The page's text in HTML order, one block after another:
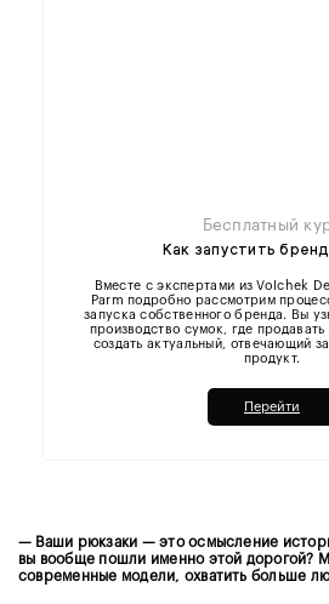
Бесплатный
Как запустить
Вместе с экспертами из Volchek
Parm подробно рассмотрим
запуска собственного бренда. Вы
производство сумок, где продавать
создать актуальный, отвечающий
продукт.
Перейти
— Ваши рюкзаки — это осмысление
вы вообще пошли именно этой дорогой?
современные модели, охватить больше